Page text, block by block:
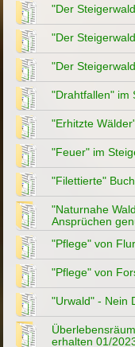
"Der
"Der
"Der
"Drahtfallen" im
"Erhitzte
"Feuer" im
"Filettierte"
"Naturnahe
Ansprüchen
"Pflege" von
"Pflege" von
"Urwald" - Nein
erhalten 01/